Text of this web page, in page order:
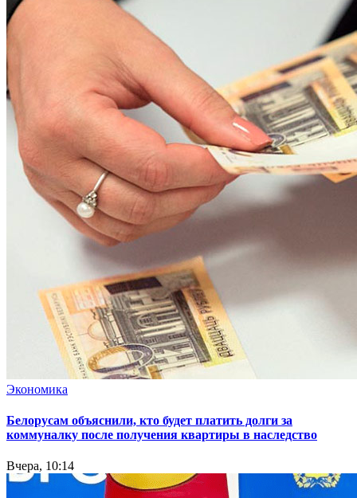
Экономика
Белорусам объяснили, кто будет платить долги за
коммуналку после получения квартиры в наследство
Вчера, 10:14